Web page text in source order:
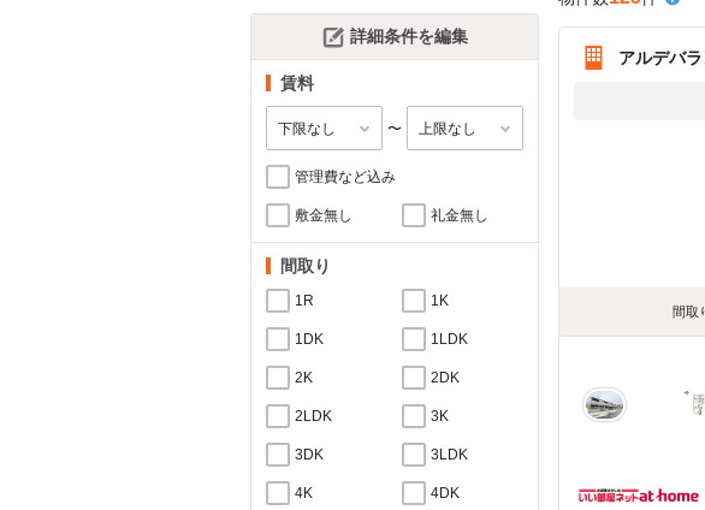
詳細条件を編集
賃料
〜
管理費など込み
敷金無し 礼金無し
間取り
1R 1K
1DK 1LDK
2K 2DK
2LDK 3K
3DK 3LDK
4K 4DK
アルデバ
間取